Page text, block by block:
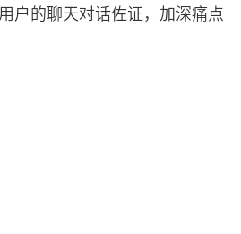
户的聊天对话佐证，加深痛点